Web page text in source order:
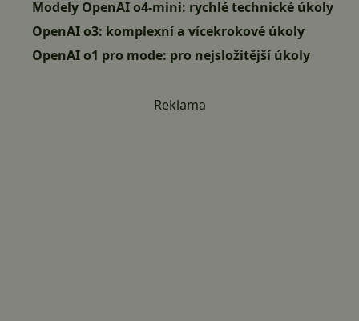
Modely OpenAI o4-mini: rychlé technické úkoly
OpenAI o3: komplexní a vícekrokové úkoly
OpenAI o1 pro mode: pro nejsložitější úkoly
Reklama